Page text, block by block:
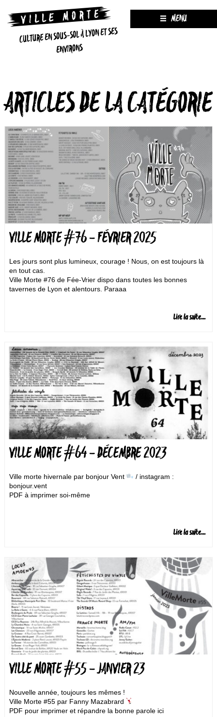
CULTURE EN SOUS-SOL À LYON ET SES
ENVIRONS
MENU
ARTICLES DE LA CATÉGORIE
VILLE MORTE #76 – FÉVRIER 2025
Les jours sont plus lumineux, courage ! Nous, on est toujours là
en tout cas.
Ville Morte #76 de Fée-Vrier ‍dispo dans toutes les bonnes
tavernes de Lyon et alentours. Paraaa
Lire la suite...
VILLE MORTE #64 – DÉCEMBRE 2023
Ville morte hivernale par bonjour Vent
/ instagram :
bonjour.vent
PDF à imprimer soi-même
Lire la suite...
VILLE MORTE #55 – JANVIER 23
Nouvelle année, toujours les mêmes !
Ville Morte #55 par Fanny Mazabrard
PDF pour imprimer et répandre la bonne parole ici